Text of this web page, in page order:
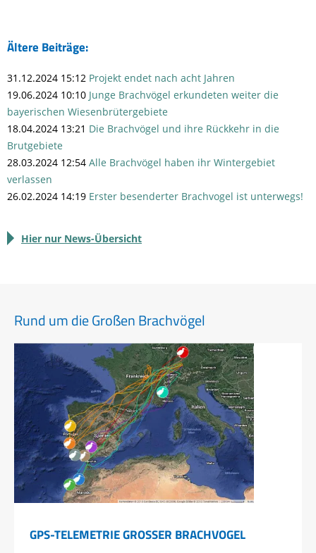
Ältere Beiträge:
31.12.2024 15:12 Projekt endet nach acht Jahren
19.06.2024 10:10 Junge Brachvögel erkundeten weiter die
bayerischen Wiesenbrütergebiete
18.04.2024 13:21 Die Brachvögel und ihre Rückkehr in die
Brutgebiete
28.03.2024 12:54 Alle Brachvögel haben ihr Wintergebiet
verlassen
26.02.2024 14:19 Erster besenderter Brachvogel ist unterwegs!
Hier nur News-Übersicht
Rund um die Großen Brachvögel
GPS-TELEMETRIE GROSSER BRACHVOGEL